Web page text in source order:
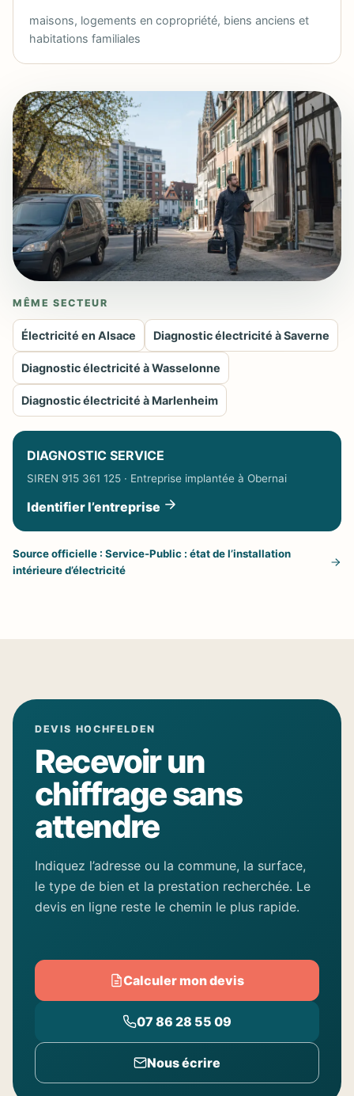
maisons, logements en copropriété, biens anciens et
habitations familiales
MÊME SECTEUR
Électricité en Alsace Diagnostic électricité à Saverne
Diagnostic électricité à Wasselonne
Diagnostic électricité à Marlenheim
DIAGNOSTIC SERVICE
SIREN 915 361 125 · Entreprise implantée à Obernai
Identifier l’entreprise
Source officielle : Service-Public : état de l’installation
intérieure d’électricité
DEVIS HOCHFELDEN
Recevoir un
chiffrage sans
attendre
Indiquez l’adresse ou la commune, la surface,
le type de bien et la prestation recherchée. Le
devis en ligne reste le chemin le plus rapide.
Calculer mon devis
07 86 28 55 09
Nous écrire